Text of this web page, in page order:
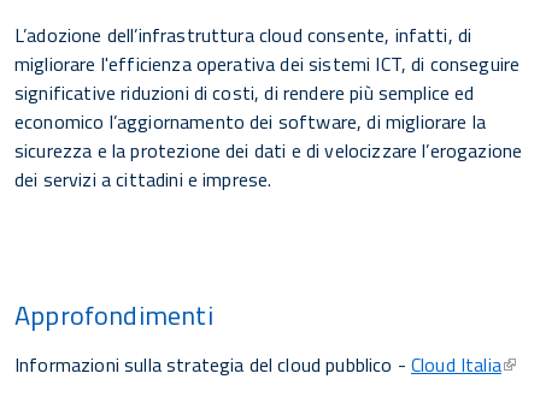
L’adozione dell’infrastruttura cloud consente, infatti, di
migliorare l'efficienza operativa dei sistemi ICT, di conseguire
significative riduzioni di costi, di rendere più semplice ed
economico l’aggiornamento dei software, di migliorare la
sicurezza e la protezione dei dati e di velocizzare l’erogazione
dei servizi a cittadini e imprese.
Approfondimenti
Informazioni sulla strategia del cloud pubblico -Cloud Italia